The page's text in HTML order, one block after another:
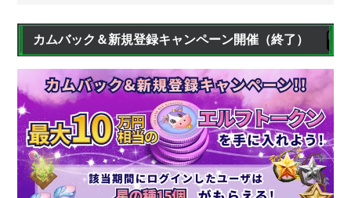
カムバック＆新規登録キャンペーン開催 （終了）